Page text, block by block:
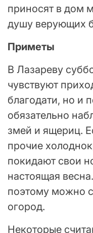
приносят в дом
душу верующих
Приметы
В Лазареву
чувствуют
благодати, но и
обязательно
змей и ящериц.
прочие
покидают свои
настоящая
поэтому можно
огород.
Некоторые